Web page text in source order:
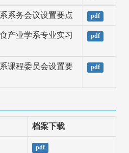
系务会议设置要点 pdf
产业学系专业实习
pdf
课程委员会设置要
pdf
档案下载
pdf